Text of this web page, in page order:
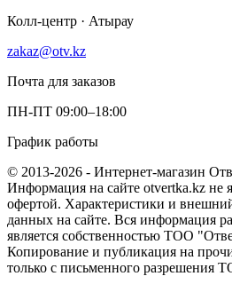
Колл-центр · Атырау
zakaz@otv.kz
Почта для заказов
ПН-ПТ 09:00–18:00
График работы
© 2013-2026 - Интернет-магазин
Информация на сайте otvertka.kz не
офертой. Характеристики и
данных на сайте. Вся информация
является собственностью ТОО
Копирование и публикация на
только с письменного разрешения